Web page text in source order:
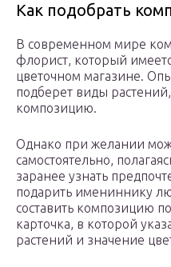
Как подобрать
В современном мире
флорист, который
цветочном магазине.
подберет виды
композицию.
Однако при желании
самостоятельно,
заранее узнать
подарить имениннику
составить композицию
карточка, в которой
растений и значение